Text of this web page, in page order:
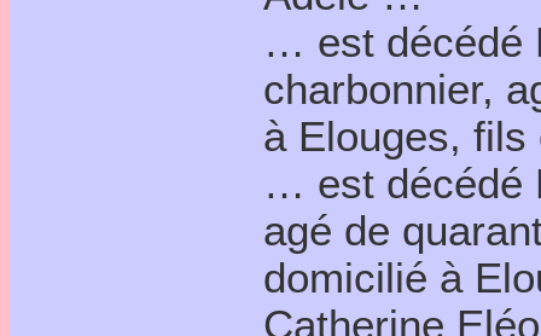
… est décédé
charbonnier,
à Elouges,
… est décédé
agé de
domicilié à
Catherine